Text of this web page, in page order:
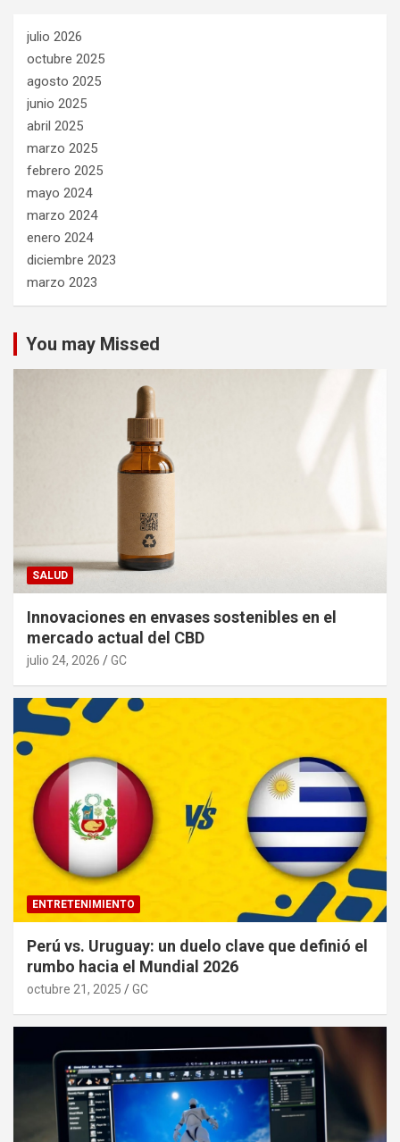
julio 2026
octubre 2025
agosto 2025
junio 2025
abril 2025
marzo 2025
febrero 2025
mayo 2024
marzo 2024
enero 2024
diciembre 2023
marzo 2023
You may Missed
SALUD
Innovaciones en envases sostenibles en el
mercado actual del CBD
julio 24, 2026 GC
ENTRETENIMIENTO
Perú vs. Uruguay: un duelo clave que definió el
rumbo hacia el Mundial 2026
octubre 21, 2025 GC